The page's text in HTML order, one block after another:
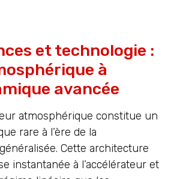
et technologie :
à
avancée
atmosphérique constitue un
rare à l’ère de la
Cette architecture
instantanée à l’accélérateur et